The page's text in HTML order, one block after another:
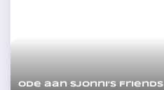
Ode aan Sjonni’s Friends